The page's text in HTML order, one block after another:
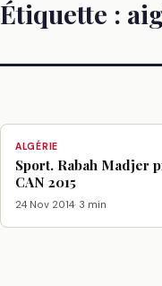
Étiquette :
ALGÉRIE
Sport. Rabah Madjer
CAN 2015
24 Nov 2014· 3 min